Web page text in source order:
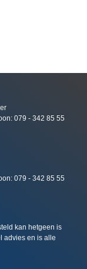
079 - 342 85 55
079 - 342 85 55
kan hetgeen is
advies en is alle